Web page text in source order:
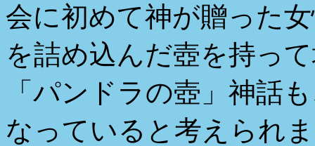
会に初めて神が贈った
を詰め込んだ壺を持っ
「パンドラの壺」神話
なっていると考えられ